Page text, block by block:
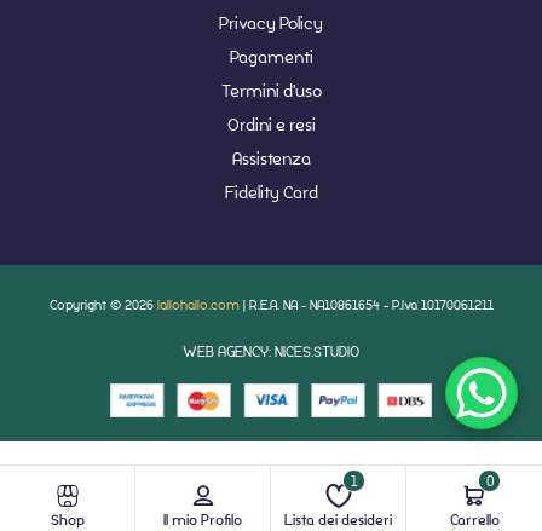
Shop Il mio Profilo Lista dei desideri
1
Carrello
0
Privacy Policy
Pagamenti
Termini d'uso
Ordini e resi
Assistenza
Fidelity Card
Copyright © 2026 lallohallo.com | R.E.A. NA - NA10861654 - P.Iva 10170061211
WEB AGENCY: NICES.STUDIO